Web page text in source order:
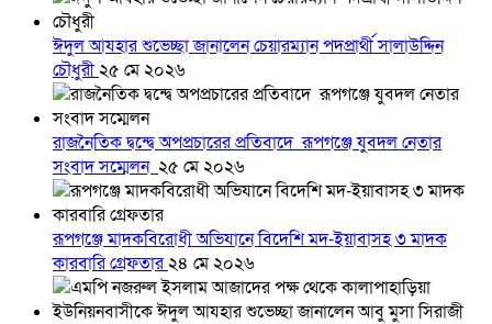
ঈদুল আযহার শুভেচ্ছা জানালেন চেয়ারম্যান পদপ্রার্থী সালাউদ্দিন
চৌধুরী২৫ মে ২০২৬
রাজনৈতিক দ্বন্দ্বে অপপ্রচারের প্রতিবাদে ‎রূপগঞ্জে যুবদল নেতার
সংবাদ সম্মেলন ‎ ২৫ মে ২০২৬
রূপগঞ্জে মাদকবিরোধী অভিযানে বিদেশি মদ-ইয়াবাসহ ৩ মাদক
কারবারি গ্রেফতার২৪ মে ২০২৬